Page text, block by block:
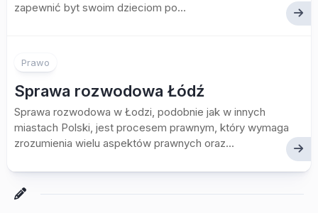
zapewnić byt swoim dzieciom po...
Prawo
Sprawa rozwodowa Łódź
Sprawa rozwodowa w Łodzi, podobnie jak w innych
miastach Polski, jest procesem prawnym, który wymaga
zrozumienia wielu aspektów prawnych oraz...